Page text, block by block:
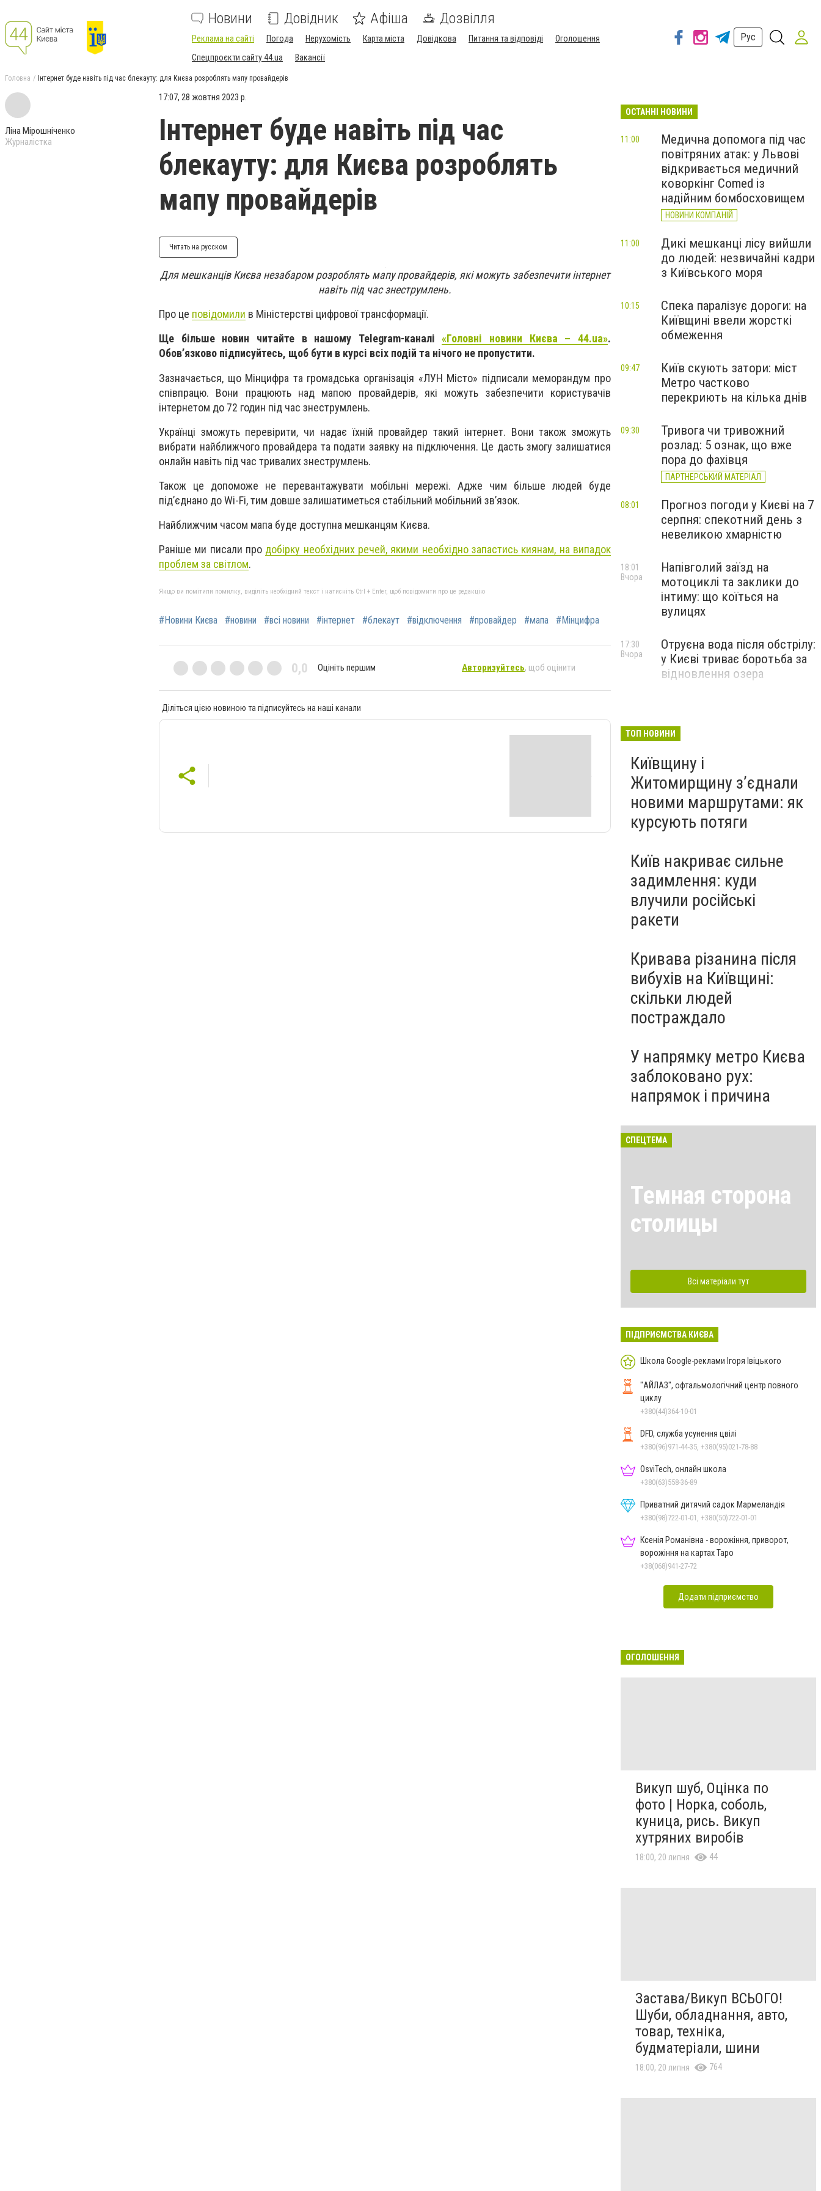
Новини Довідник Афіша Дозвілля
Реклама на сайті Погода Нерухомість Карта міста Довідкова Питання та відповіді
Оголошення
Спецпроєкти сайту 44.ua
Вакансії
Рус
Головна Інтернет буде навіть під час блекауту: для Києва розроблять мапу провайдерів
Ліна Мірошніченко
Журналістка
17:07, 28 жовтня 2023 р.
Інтернет буде навіть під час
блекауту: для Києва розроблять
мапу провайдерів
Читать на русском
Для мешканців Києва незабаром розроблять мапу провайдерів, які можуть забезпечити інтернет
навіть під час знеструмлень.
Про це повідомили в Міністерстві цифрової трансформації.
Ще більше новин читайте в нашому Telegram-каналі«Головні новини Києва – 44.ua».
Обовʼязково підписуйтесь, щоб бути в курсі всіх подій та нічого не пропустити.
Зазначається, що Мінцифра та громадська організація «ЛУН Місто» підписали меморандум про
співпрацю. Вони працюють над мапою провайдерів, які можуть забезпечити користувачів
інтернетом до 72 годин під час знеструмлень.
Українці зможуть перевірити, чи надає їхній провайдер такий інтернет. Вони також зможуть
вибрати найближчого провайдера та подати заявку на підключення. Це дасть змогу залишатися
онлайн навіть під час тривалих знеструмлень.
Також це допоможе не перевантажувати мобільні мережі. Адже чим більше людей буде
підʼєднано до Wi-Fi, тим довше залишатиметься стабільний мобільний зв’язок.
Найближчим часом мапа буде доступна мешканцям Києва.
Раніше ми писали про добірку необхідних речей, якими необхідно запастись киянам, на випадок
проблем за світлом.
Якщо ви помітили помилку, виділіть необхідний текст і натисніть Ctrl + Enter, щоб повідомити про це редакцію
#Новини Києва #новини #всі новини #інтернет #блекаут #відключення #провайдер #мапа #Мінцифра
0,0 Оцініть першим Авторизуйтесь, щоб оцінити
Діліться цією новиною та підписуйтесь на наші канали
ОСТАННІ НОВИНИ
Медична допомога під час
повітряних атак: у Львові
відкривається медичний
коворкінг Comed із
надійним бомбосховищем
НОВИНИ КОМПАНІЙ
11:00
Дикі мешканці лісу вийшли
до людей: незвичайні кадри
з Київського моря
11:00
Спека паралізує дороги: на
Київщині ввели жорсткі
обмеження
10:15
Київ скують затори: міст
Метро частково
перекриють на кілька днів
09:47
Тривога чи тривожний
розлад: 5 ознак, що вже
пора до фахівця
ПАРТНЕРСЬКИЙ МАТЕРІАЛ
09:30
Прогноз погоди у Києві на 7
серпня: спекотний день з
невеликою хмарністю
08:01
Напівголий заїзд на
мотоциклі та заклики до
інтиму: що коїться на
вулицях
18:01
Вчора
Отруєна вода після обстрілу:
у Києві триває боротьба за
відновлення озера
17:30
Вчора
ТОП НОВИНИ
Київщину і
Житомирщину з’єднали
новими маршрутами: як
курсують потяги
Київ накриває сильне
задимлення: куди
влучили російські
ракети
Кривава різанина після
вибухів на Київщині:
скільки людей
постраждало
У напрямку метро Києва
заблоковано рух:
напрямок і причина
СПЕЦТЕМА
Темная сторона
столицы
Всі матеріали тут
ПІДПРИЄМСТВА КИЄВА
Школа Google-реклами Ігоря Івіцького
"АЙЛАЗ", офтальмологічний центр повного
циклу
+380(44)364-10-01
DFD, служба усунення цвілі
+380(96)971-44-35, +380(95)021-78-88
OsviTech, онлайн школа
+380(63)558-36-89
Приватний дитячий садок Мармеландія
+380(98)722-01-01, +380(50)722-01-01
Ксенія Романівна - ворожіння, приворот,
ворожіння на картах Таро
+38(068)941-27-72
Додати підприємство
ОГОЛОШЕННЯ
Викуп шуб, Оцінка по
фото | Норка, соболь,
куница, рись. Викуп
хутряних виробів
18:00, 20 липня 44
Застава/Викуп ВСЬОГО!
Шуби, обладнання, авто,
товар, техніка,
будматеріали, шини
18:00, 20 липня 764